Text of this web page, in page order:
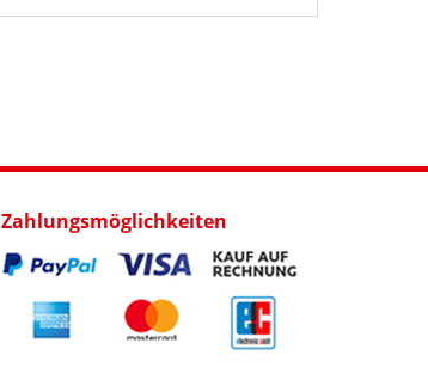
Zahlungsmöglichkeiten